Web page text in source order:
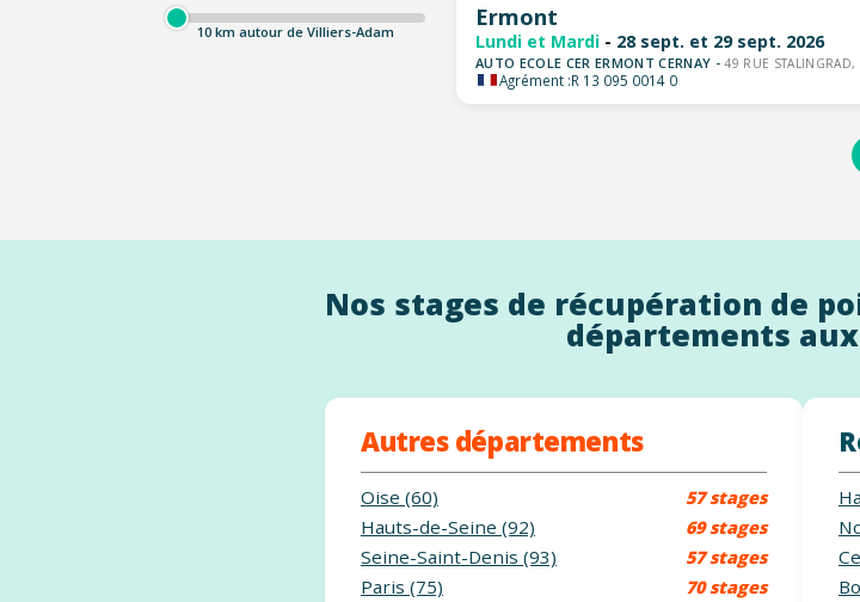
10km autour de Villiers-Adam
Ermont
Lundi et Mardi - 28 sept. et 29 sept. 2026
AUTO ECOLE CER ERMONT CERNAY -49 RUE
Agrément :R 13 095 0014 0
Nos stages de récupération de
départements
Autres départements
Oise (60) 57 stages
Hauts-de-Seine (92) 69 stages
Seine-Saint-Denis (93) 57 stages
Paris (75) 70 stages